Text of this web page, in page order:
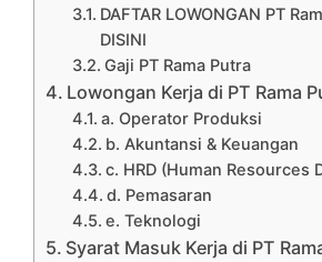
DAFTAR LOWONGAN PT
DISINI
Gaji PT Rama Putra
Lowongan Kerja di PT Rama
a. Operator Produksi
b. Akuntansi & Keuangan
c. HRD (Human Resources
d. Pemasaran
e. Teknologi
Syarat Masuk Kerja di PT